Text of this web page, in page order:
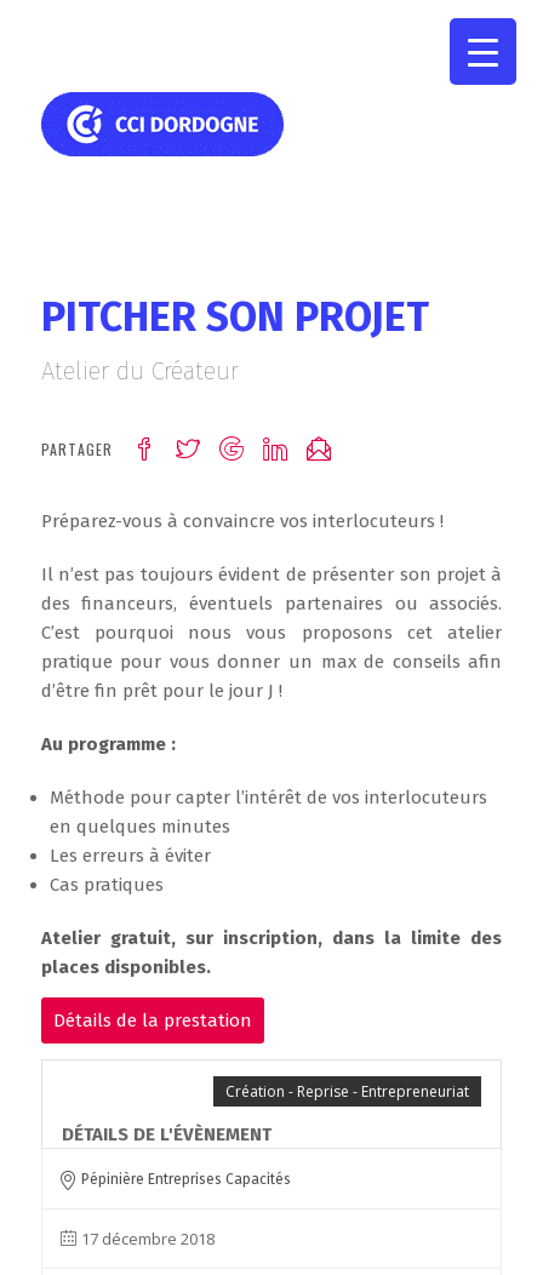
PITCHER SON PROJET
Atelier du Créateur
PARTAGER
Préparez-vous à convaincre vos interlocuteurs !
Il n’est pas toujours évident de présenter son projet à
des financeurs, éventuels partenaires ou associés.
C’est pourquoi nous vous proposons cet atelier
pratique pour vous donner un max de conseils afin
d’être fin prêt pour le jour J !
Au programme :
Méthode pour capter l’intérêt de vos interlocuteurs
en quelques minutes
Les erreurs à éviter
Cas pratiques
Atelier gratuit, sur inscription, dans la limite des
places disponibles.
Détails de la prestation
Création - Reprise - Entrepreneuriat
DÉTAILS DE L'ÉVÈNEMENT
Pépinière Entreprises Capacités
17 décembre 2018